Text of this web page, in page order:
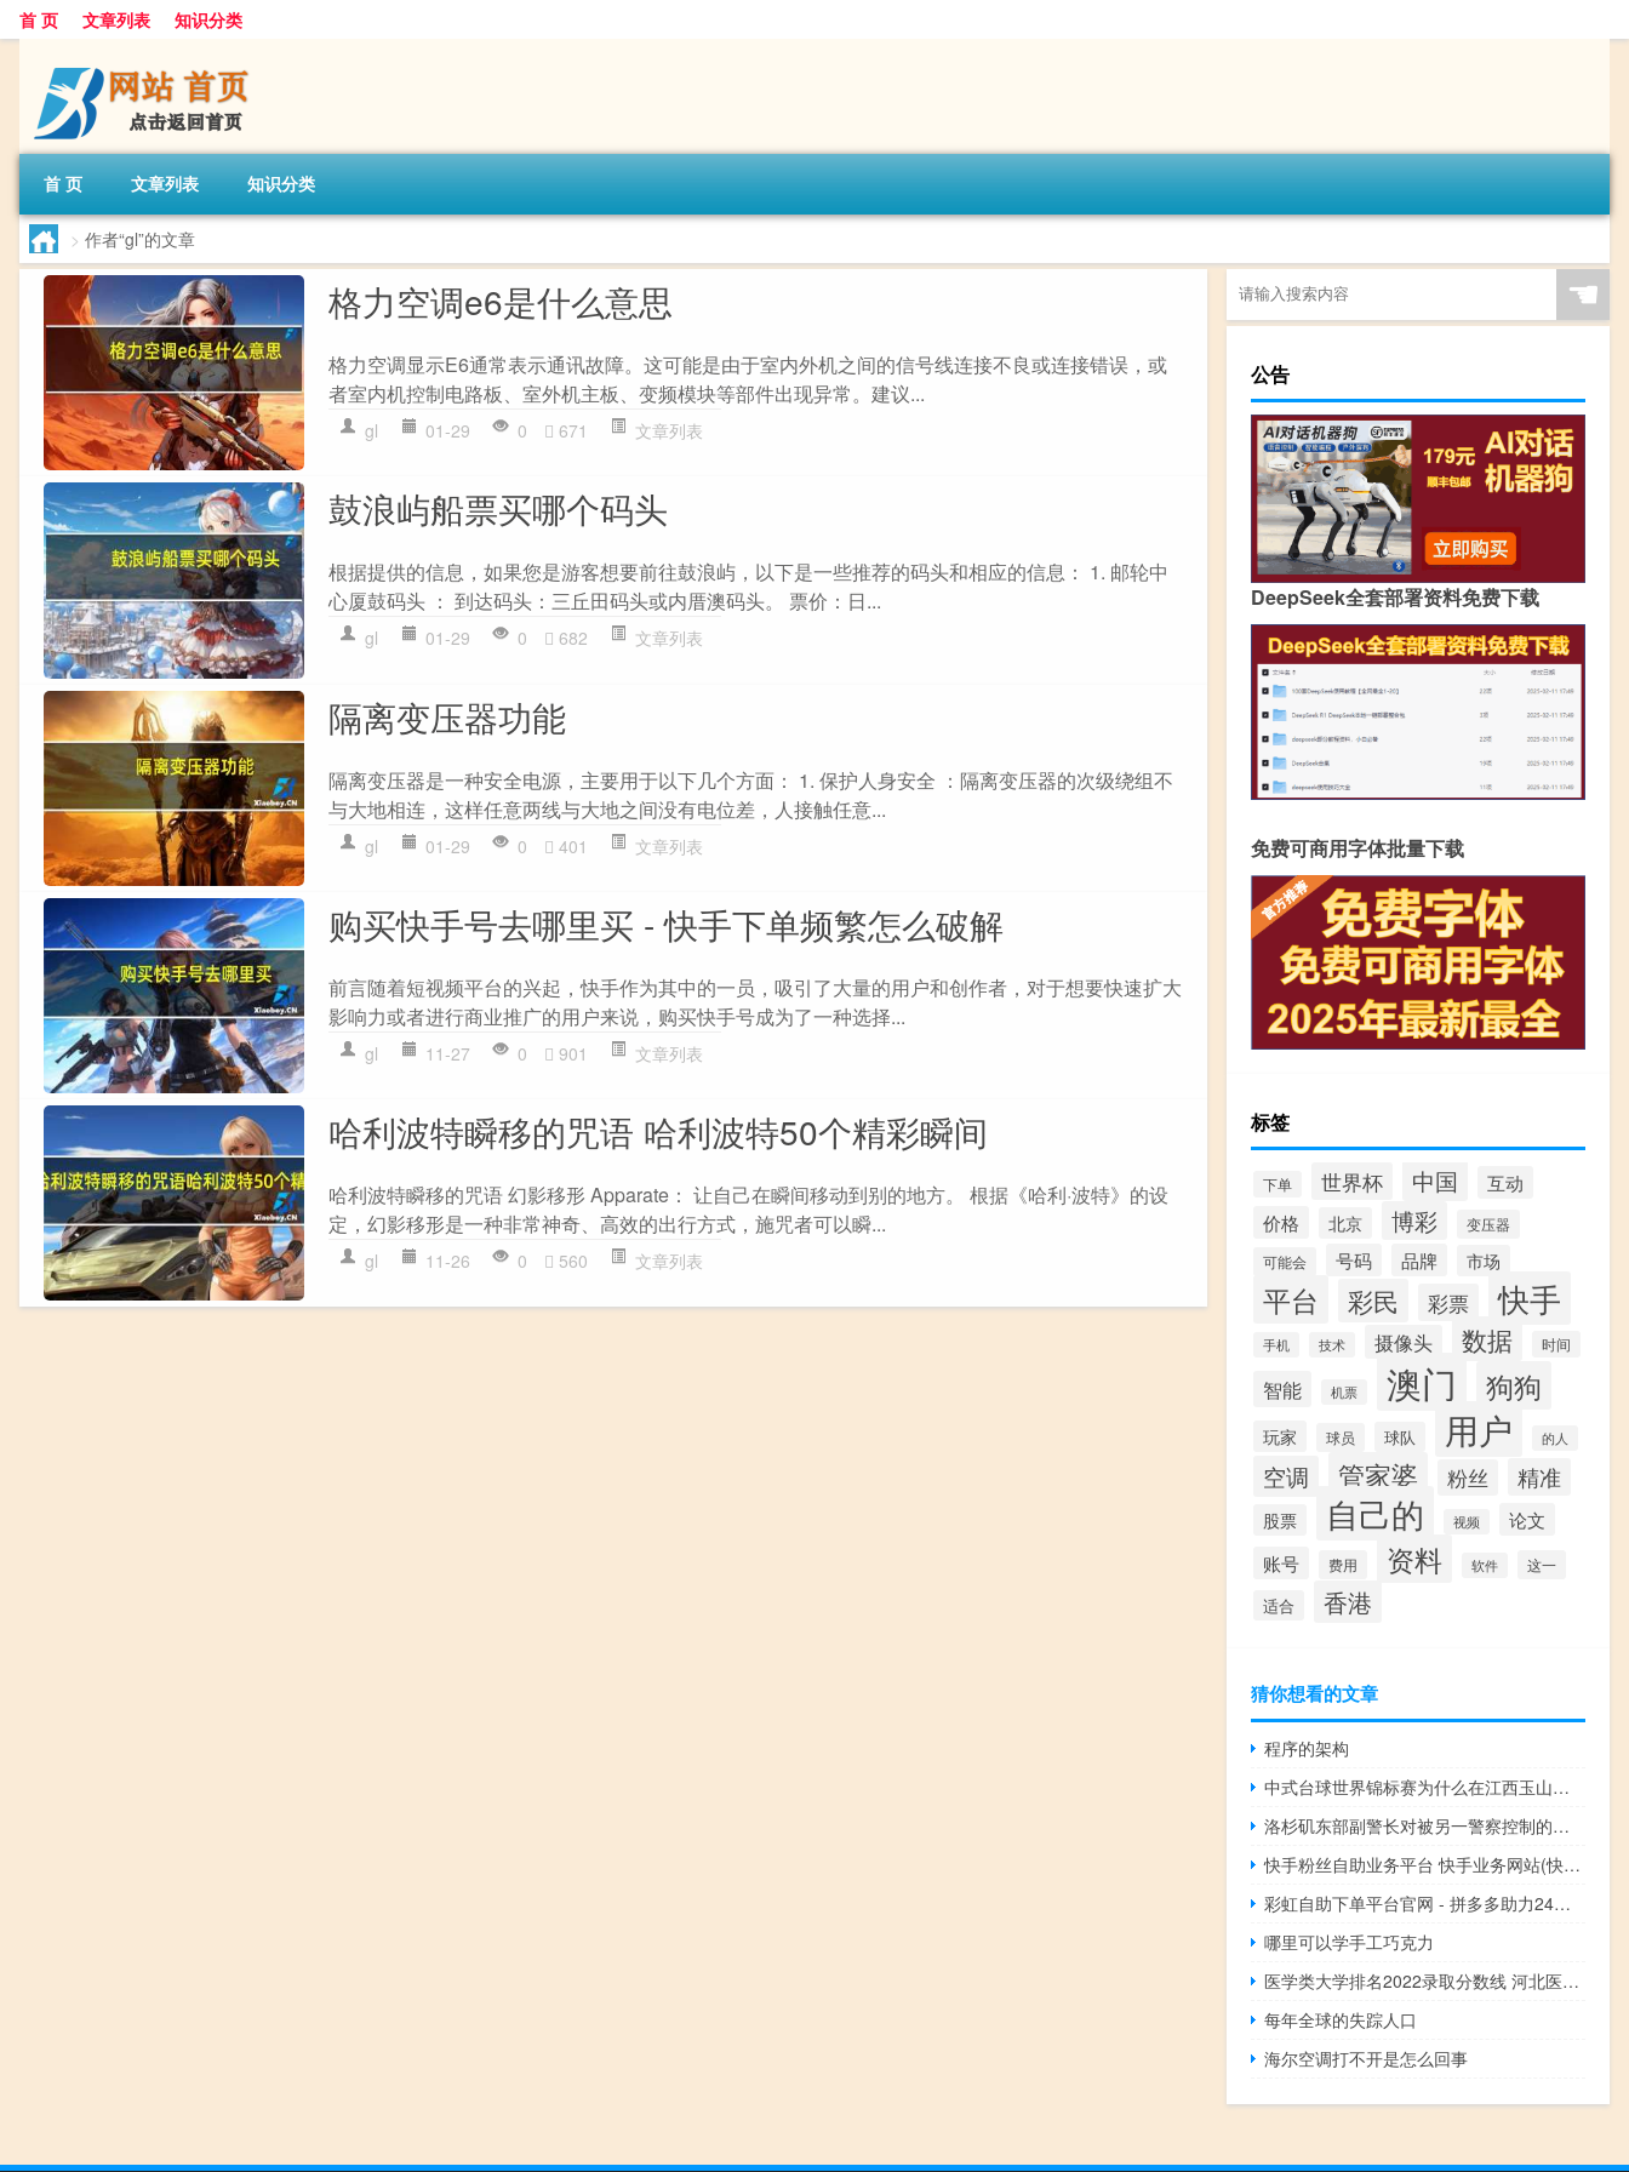
首 页 文章列表 知识分类
首 页 文章列表 知识分类
> 作者“gl”的文章
格力空调e6是什么意思
格力空调显示E6通常表示通讯故障。这可能是由于室内外机之间的信号线连接不良或连接错误，或
者室内机控制电路板、室外机主板、变频模块等部件出现异常。建议...
gl 01-29 0 671 文章列表
鼓浪屿船票买哪个码头
根据提供的信息，如果您是游客想要前往鼓浪屿，以下是一些推荐的码头和相应的信息： 1. 邮轮中
心厦鼓码头 ： 到达码头：三丘田码头或内厝澳码头。 票价：日...
gl 01-29 0 682 文章列表
隔离变压器功能
隔离变压器是一种安全电源，主要用于以下几个方面： 1. 保护人身安全 ：隔离变压器的次级绕组不
与大地相连，这样任意两线与大地之间没有电位差，人接触任意...
gl 01-29 0 401 文章列表
购买快手号去哪里买 - 快手下单频繁怎么破解
前言随着短视频平台的兴起，快手作为其中的一员，吸引了大量的用户和创作者，对于想要快速扩大
影响力或者进行商业推广的用户来说，购买快手号成为了一种选择...
gl 11-27 0 901 文章列表
哈利波特瞬移的咒语 哈利波特50个精彩瞬间
哈利波特瞬移的咒语 幻影移形 Apparate： 让自己在瞬间移动到别的地方。 根据《哈利·波特》的设
定，幻影移形是一种非常神奇、高效的出行方式，施咒者可以瞬...
gl 11-26 0 560 文章列表
☚
公告
DeepSeek全套部署资料免费下载
免费可商用字体批量下载
标签
下单 世界杯 中国
互动
价格
北京 博彩
变压器
可能会
号码 品牌 市场
平台 彩民 彩票 快手
手机 技术 摄像头 数据 时间
智能 机票 澳门 狗狗
玩家 球员 球队 用户 的人
空调 管家婆 粉丝 精准
股票 自己的 视频
论文
账号
费用 资料 软件 这一
适合 香港
猜你想看的文章
程序的架构
中式台球世界锦标赛为什么在江西玉山县举行 中式台球世界锦标赛
洛杉矶东部副警长对被另一警察控制的男子施暴
快手粉丝自助业务平台 快手业务网站(快手粉丝如何快速涨到1万)
彩虹自助下单平台官网 - 拼多多助力24小时免费_梓豪代网刷
哪里可以学手工巧克力
医学类大学排名2022录取分数线 河北医科大学分数线
每年全球的失踪人口
海尔空调打不开是怎么回事